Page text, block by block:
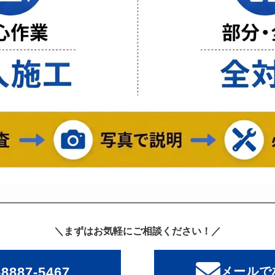
＼まずはお気軽にご相談ください！／
メール